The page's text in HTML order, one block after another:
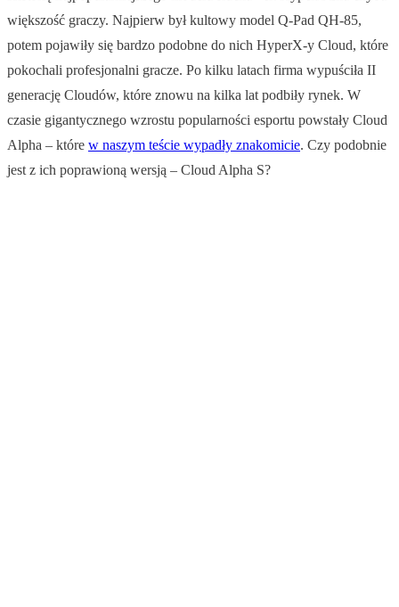
większość graczy. Najpierw był kultowy model Q-Pad QH-85,
potem pojawiły się bardzo podobne do nich HyperX-y Cloud, które
pokochali profesjonalni gracze. Po kilku latach firma wypuściła II
generację Cloudów, które znowu na kilka lat podbiły rynek. W
czasie gigantycznego wzrostu popularności esportu powstały Cloud
Alpha – które w naszym teście wypadły znakomicie. Czy podobnie
jest z ich poprawioną wersją – Cloud Alpha S?